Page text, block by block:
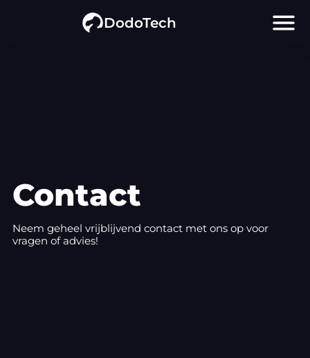
DodoTech menu
Contact
Neem geheel vrijblijvend contact met ons op voor
vragen of advies!